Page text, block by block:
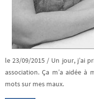
le 23/09/2015 / Un jour, j’ai
association. Ça m’a aidée
mots sur mes maux.